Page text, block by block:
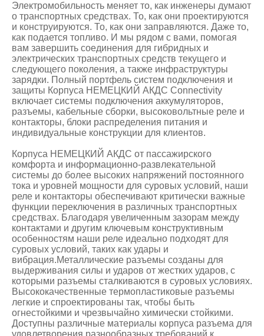
Электромобильность меняет то, как инженеры думают
о транспортных средствах. То, как они проектируются
и конструируются. То, как они заправляются. Даже то,
как подается топливо. И мы рядом с вами, помогая
вам завершить соединения для гибридных и
электрических транспортных средств текущего и
следующего поколения, а также инфраструктуры
зарядки. Полный портфель систем подключения и
защиты Корпуса НЕМЕЦКИЙ АКДС Connectivity
включает системы подключения аккумуляторов,
разъемы, кабельные сборки, высоковольтные реле и
контакторы, блоки распределения питания и
индивидуальные конструкции для клиентов.
Корпуса НЕМЕЦКИЙ АКДС от пассажирского
комфорта и информационно-развлекательной
системы до более высоких напряжений постоянного
тока и уровней мощности для суровых условий, наши
реле и контакторы обеспечивают критически важные
функции переключения в различных транспортных
средствах. Благодаря увеличенным зазорам между
контактами и другим ключевым конструктивным
особенностям наши реле идеально подходят для
суровых условий, таких как удары и
вибрация.Металлические разъемы созданы для
выдерживания силы и ударов от жестких ударов, с
которыми разъемы сталкиваются в суровых условиях.
Высококачественные термопластиковые разъемы
легкие и спроектированы так, чтобы быть
огнестойкими и чрезвычайно химически стойкими.
Доступны различные материалы корпуса разъема для